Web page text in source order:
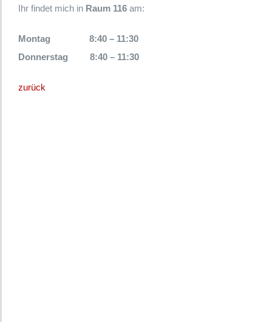
Ihr findet mich in Raum 116 am:
Montag 8:40 – 11:30
Donnerstag 8:40 – 11:30
zurück